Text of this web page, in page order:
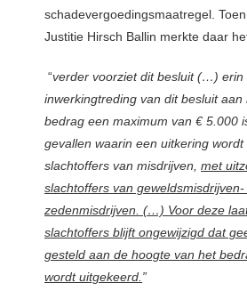
schadevergoedingsmaatregel.
Justitie Hirsch Ballin merkte daar
“verder voorziet dit besluit (…) erin
inwerkingtreding van dit besluit aan
bedrag een maximum van € 5.000
gevallen waarin een uitkering
slachtoffers van misdrijven, met
slachtoffers van geweldsmisdrijven-
zedenmisdrijven. (…) Voor deze
slachtoffers blijft ongewijzigd dat
gesteld aan de hoogte van het
wordt uitgekeerd. ”